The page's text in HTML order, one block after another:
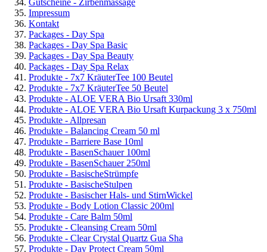
Gutscheine - Zirbenmassage
Impressum
Kontakt
Packages - Day Spa
Packages - Day Spa Basic
Packages - Day Spa Beauty
Packages - Day Spa Relax
Produkte - 7x7 KräuterTee 100 Beutel
Produkte - 7x7 KräuterTee 50 Beutel
Produkte - ALOE VERA Bio Ursaft 330ml
Produkte - ALOE VERA Bio Ursaft Kurpackung 3 x 750ml
Produkte - Allpresan
Produkte - Balancing Cream 50 ml
Produkte - Barriere Base 10ml
Produkte - BasenSchauer 100ml
Produkte - BasenSchauer 250ml
Produkte - BasischeStrümpfe
Produkte - BasischeStulpen
Produkte - Basischer Hals- und StirnWickel
Produkte - Body Lotion Classic 200ml
Produkte - Care Balm 50ml
Produkte - Cleansing Cream 50ml
Produkte - Clear Crystal Quartz Gua Sha
Produkte - Day Protect Cream 50ml